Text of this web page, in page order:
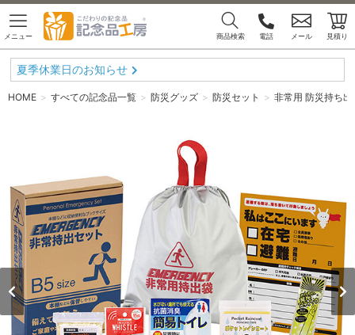
メニュー 商品検索 電話 メール 見積り
夏季休業日のお知らせ
HOME すべての記念品一覧 防災グッズ 防災セット 非常用 防災持ち